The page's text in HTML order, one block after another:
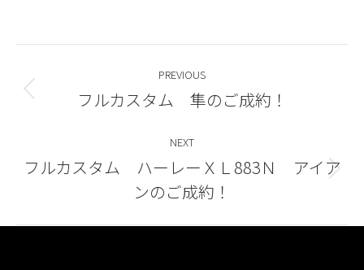
navigation
PREVIOUS
Previous
フルカスタム 隼のご成約！
NEXT
Next
post:
フルカスタム ハーレーＸＬ883Ｎ アイア
ンのご成約！